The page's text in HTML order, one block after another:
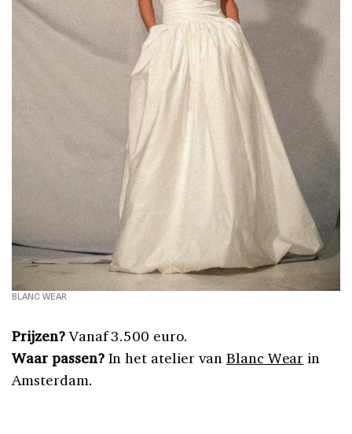
BLANC WEAR
Prijzen?Vanaf 3.500 euro.
Waar passen? In het atelier van Blanc Wear in
Amsterdam.